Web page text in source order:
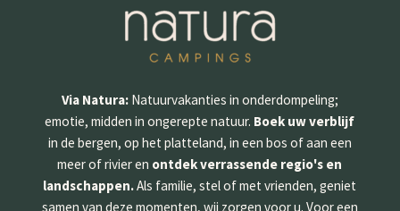
Via Natura:Natuurvakanties in onderdompeling;
emotie, midden in ongerepte natuur. Boek uw verblijf
in de bergen, op het platteland, in een bos of aan een
meer of rivier en ontdek verrassende regio's en
landschappen.Als familie, stel of met vrienden, geniet
samen van deze momenten, wij zorgen voor u. Voor een